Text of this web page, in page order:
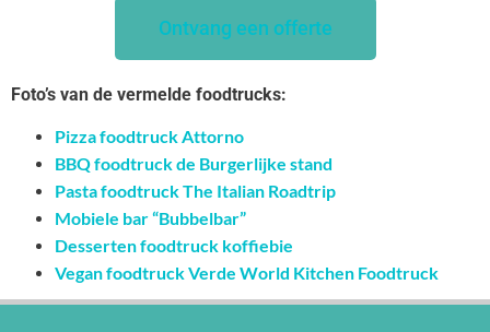
Ontvang een offerte
Foto’s van de vermelde foodtrucks:
Pizza foodtruck Attorno
BBQ foodtruck de Burgerlijke stand
Pasta foodtruck The Italian Roadtrip
Mobiele bar “Bubbelbar”
Desserten foodtruck koffiebie
Vegan foodtruck Verde World Kitchen Foodtruck